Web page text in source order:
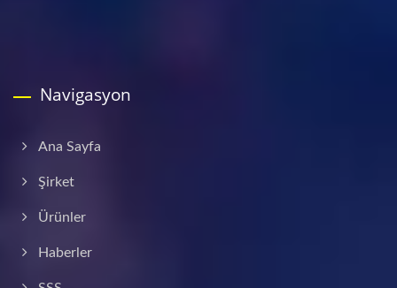
Navigasyon
Ana Sayfa
Şirket
Ürünler
Haberler